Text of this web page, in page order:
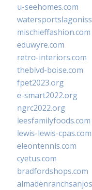
u-seehomes.com
mischieffashion.com
eduwyre.com
retro-interiors.com
theblvd-boise.com
fpet2023.org
e-smart2022.org
ngrc2022.org
leesfamilyfoods.com
lewis-lewis-cpas.com
eleontennis.com
cyetus.com
bradfordshops.com